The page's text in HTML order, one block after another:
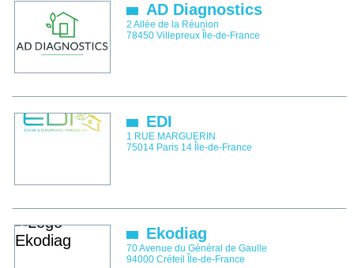
AD Diagnostics
2 Allée de la Réunion
78450 Villepreux Île-de-France
EDI
1 RUE MARGUERIN
75014 Paris 14 Île-de-France
Ekodiag
70 Avenue du Général de Gaulle
94000 Créteil Île-de-France